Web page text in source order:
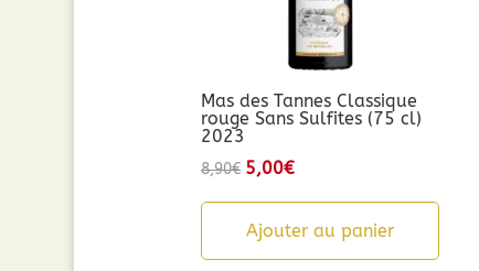
Mas des Tannes Classique
rouge Sans Sulfites (75 cl)
2023
8,90€ Le
initial
5,00€Le
actuel
Ajouter au panier